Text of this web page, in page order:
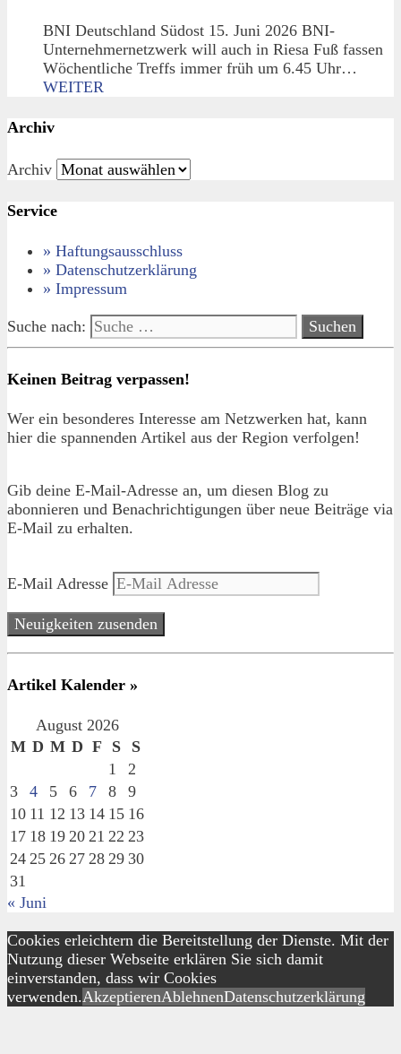
BNI Deutschland Südost 15. Juni 2026 BNI-
Unternehmernetzwerk will auch in Riesa Fuß fassen
Wöchentliche Treffs immer früh um 6.45 Uhr…
WEITER
Archiv
Archiv
Service
» Haftungsausschluss
» Datenschutzerklärung
» Impressum
Suche nach:
Keinen Beitrag verpassen!
Wer ein besonderes Interesse am Netzwerken hat, kann
hier die spannenden Artikel aus der Region verfolgen!
Gib deine E-Mail-Adresse an, um diesen Blog zu
abonnieren und Benachrichtigungen über neue Beiträge via
E-Mail zu erhalten.
E-Mail Adresse
Neuigkeiten zusenden
Artikel Kalender »
August 2026
M D M D F S
S
1
2
3
4 5 6 7 8
9
10 11 12 13 14 15 16
17 18 19 20 21 22 23
24 25 26 27 28 29 30
31
« Juni
Cookies erleichtern die Bereitstellung der Dienste. Mit der
Nutzung dieser Webseite erklären Sie sich damit
einverstanden, dass wir Cookies
verwenden.AkzeptierenAblehnenDatenschutzerklärung